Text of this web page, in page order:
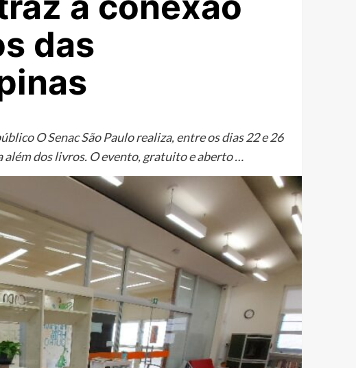
das
O Senac São Paulo realiza, entre os dias 22 e 26
além dos livros. O evento, gratuito e aberto …